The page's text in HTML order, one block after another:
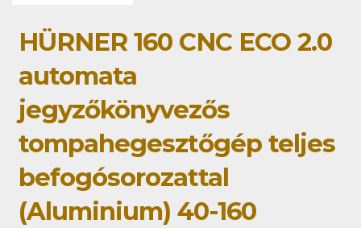
HÜRNER 160 CNC ECO 2.0
automata
jegyzőkönyvezős
tompahegesztőgép teljes
befogósorozattal
(Aluminium) 40-160